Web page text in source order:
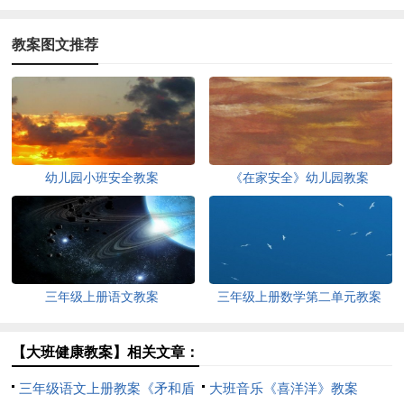
教案图文推荐
幼儿园小班安全教案 《在家安全》幼儿园教案
三年级上册语文教案 三年级上册数学第二单元教案
【大班健康教案】相关文章：
三年级语文上册教案《矛和盾 大班音乐《喜洋洋》教案